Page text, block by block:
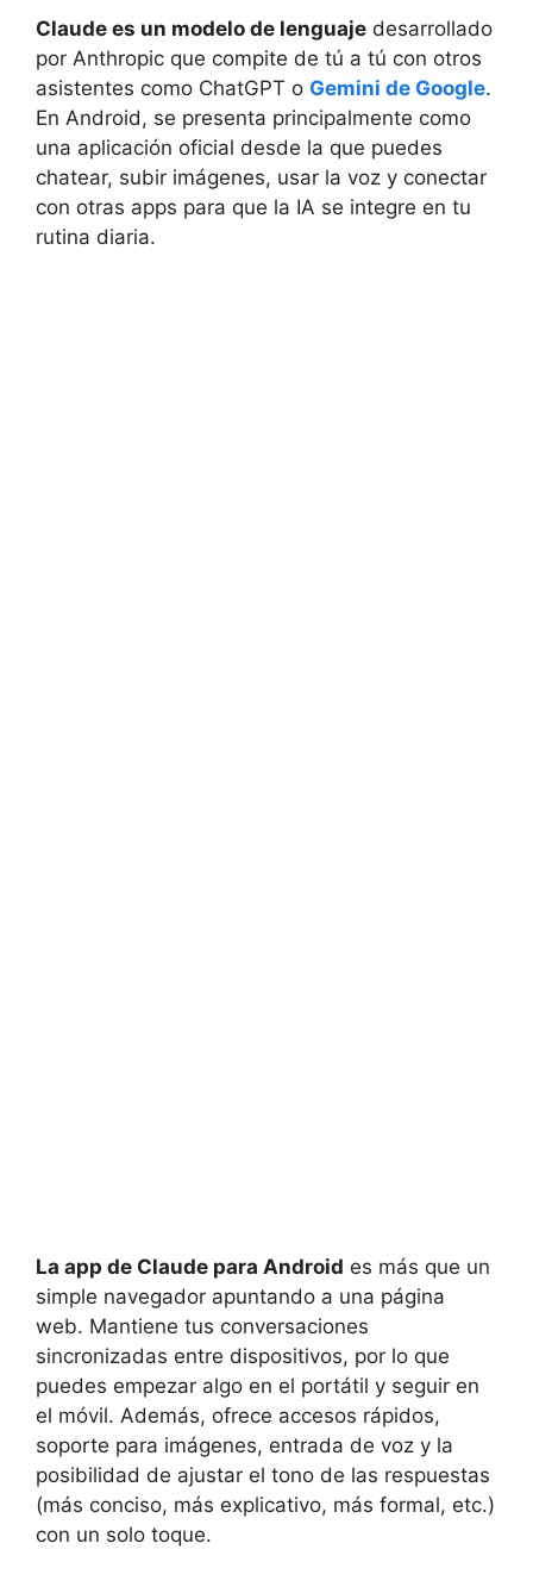
Claude es un modelo de lenguaje desarrollado
por Anthropic que compite de tú a tú con otros
asistentes como ChatGPT o Gemini de Google.
En Android, se presenta principalmente como
una aplicación oficial desde la que puedes
chatear, subir imágenes, usar la voz y conectar
con otras apps para que la IA se integre en tu
rutina diaria.
La app de Claude para Android es más que un
simple navegador apuntando a una página
web. Mantiene tus conversaciones
sincronizadas entre dispositivos, por lo que
puedes empezar algo en el portátil y seguir en
el móvil. Además, ofrece accesos rápidos,
soporte para imágenes, entrada de voz y la
posibilidad de ajustar el tono de las respuestas
(más conciso, más explicativo, más formal, etc.)
con un solo toque.